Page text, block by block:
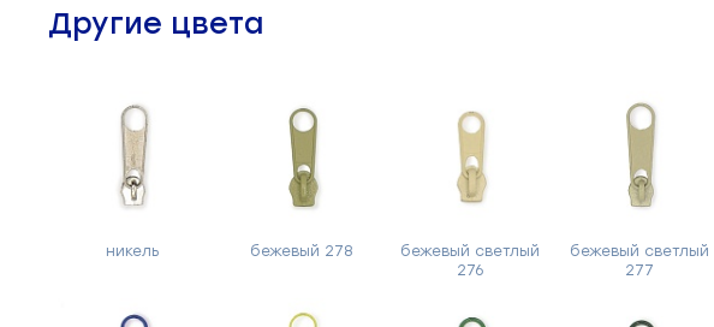
Запчасти: иглы
Установочное оборудование
Другие цвета
никель бежевый 278
бежевый светлый
276
бежевый светлый
277